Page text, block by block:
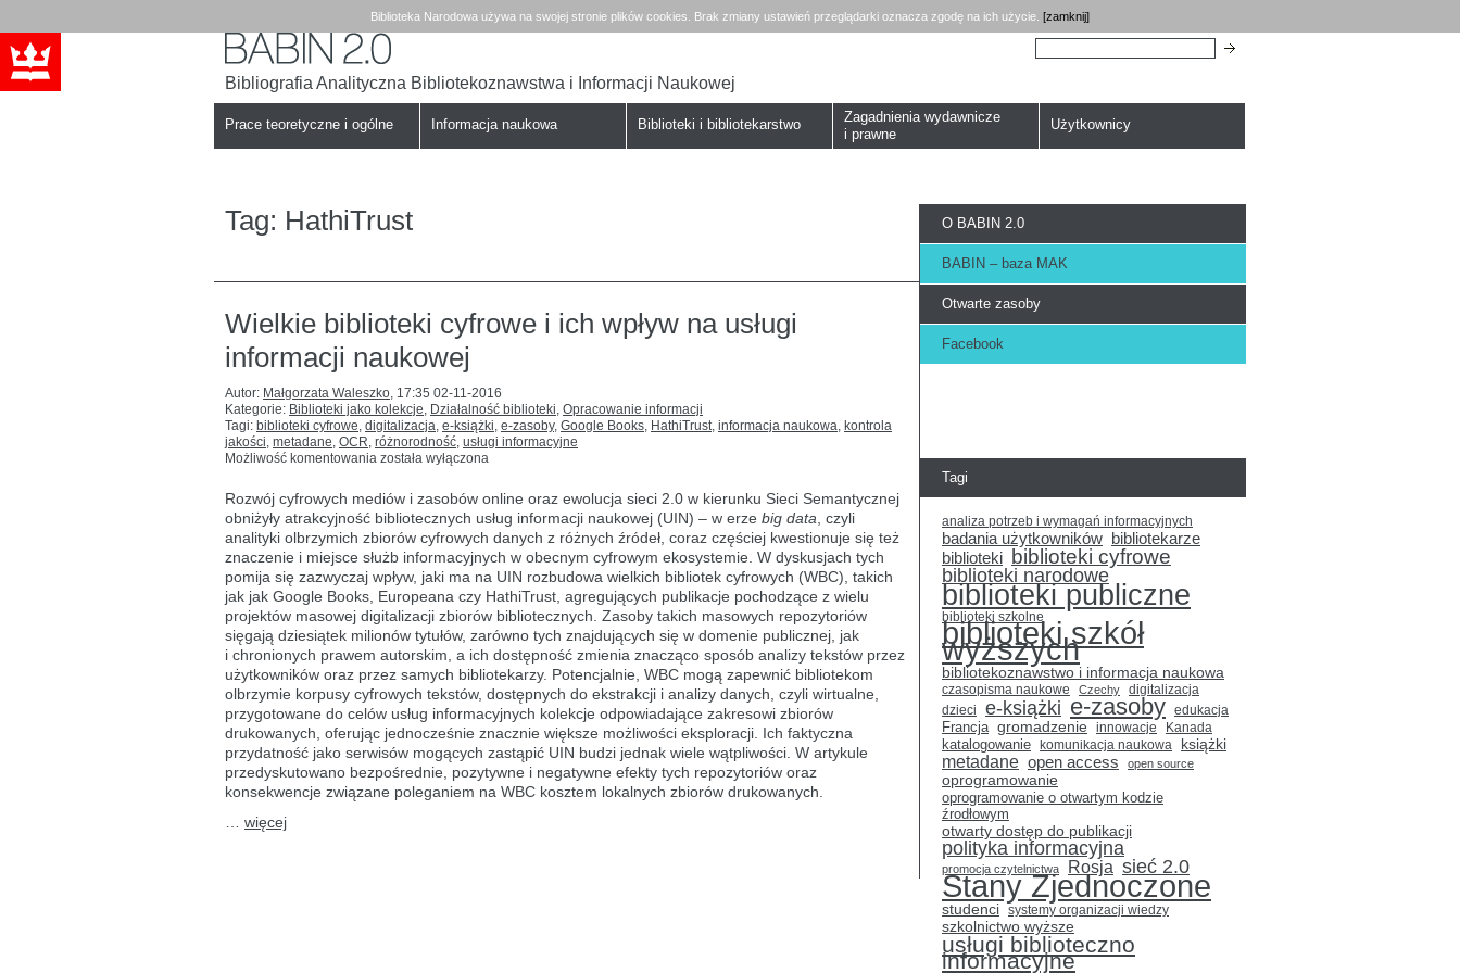
Biblioteka Narodowa używa na swojej stronie plików cookies. Brak zmiany ustawień przeglądarki oznacza zgodę na ich użycie. [zamknij]
Babin
Bibliografia Analityczna Bibliotekoznawstwa i Informacji Naukowej
Szukaj:
Prace teoretyczne i ogólne Informacja naukowa Biblioteki i bibliotekarstwo
Zagadnienia wydawnicze
i prawne
Użytkownicy
Tag: HathiTrust
Wielkie biblioteki cyfrowe i ich wpływ na usługi
informacji naukowej
Autor: Małgorzata Waleszko, 17:35 02-11-2016
Kategorie: Biblioteki jako kolekcje, Działalność biblioteki, Opracowanie informacji
Tagi: biblioteki cyfrowe, digitalizacja, e-książki, e-zasoby, Google Books, HathiTrust, informacja naukowa, kontrola
jakości, metadane, OCR, różnorodność, usługi informacyjne
Możliwość komentowania Wielkie
cyfrowe
i ich
wpływ
na usługi
informacji
naukowej
została wyłączona
Rozwój cyfrowych mediów i zasobów online oraz ewolucja sieci 2.0 w kierunku Sieci Semantycznej
obniżyły atrakcyjność bibliotecznych usług informacji naukowej (UIN) – w erze big data , czyli
analityki olbrzymich zbiorów cyfrowych danych z różnych źródeł, coraz częściej kwestionuje się też
znaczenie i miejsce służb informacyjnych w obecnym cyfrowym ekosystemie. W dyskusjach tych
pomija się zazwyczaj wpływ, jaki ma na UIN rozbudowa wielkich bibliotek cyfrowych (WBC), takich
jak jak Google Books, Europeana czy HathiTrust, agregujących publikacje pochodzące z wielu
projektów masowej digitalizacji zbiorów bibliotecznych. Zasoby takich masowych repozytoriów
sięgają dziesiątek milionów tytułów, zarówno tych znajdujących się w domenie publicznej, jak
i chronionych prawem autorskim, a ich dostępność zmienia znacząco sposób analizy tekstów przez
użytkowników oraz przez samych bibliotekarzy. Potencjalnie, WBC mogą zapewnić bibliotekom
olbrzymie korpusy cyfrowych tekstów, dostępnych do ekstrakcji i analizy danych, czyli wirtualne,
przygotowane do celów usług informacyjnych kolekcje odpowiadające zakresowi zbiorów
drukowanych, oferując jednocześnie znacznie większe możliwości eksploracji. Ich faktyczna
przydatność jako serwisów mogących zastąpić UIN budzi jednak wiele wątpliwości. W artykule
przedyskutowano bezpośrednie, pozytywne i negatywne efekty tych repozytoriów oraz
konsekwencje związane poleganiem na WBC kosztem lokalnych zbiorów drukowanych.
więcej
O BABIN 2.0
BABIN – baza MAK
Otwarte zasoby
Facebook
Tagi
analiza potrzeb i wymagań informacyjnych
badania użytkowników bibliotekarze
biblioteki biblioteki cyfrowe
biblioteki narodowe
biblioteki publiczne
biblioteki szkolne
biblioteki szkół
wyższych
bibliotekoznawstwo i informacja naukowa
czasopisma naukowe Czechy digitalizacja
dzieci e-książki e-zasoby edukacja
Francja gromadzenie innowacje
Kanada
katalogowanie
komunikacja naukowa książki
metadane open access open source
oprogramowanie
oprogramowanie o otwartym kodzie
źrodłowym
otwarty dostęp do publikacji
polityka informacyjna
promocja czytelnictwa Rosja sieć 2.0
Stany Zjednoczone
studenci systemy organizacji wiedzy
szkolnictwo wyższe
usługi biblioteczno
informacyjne